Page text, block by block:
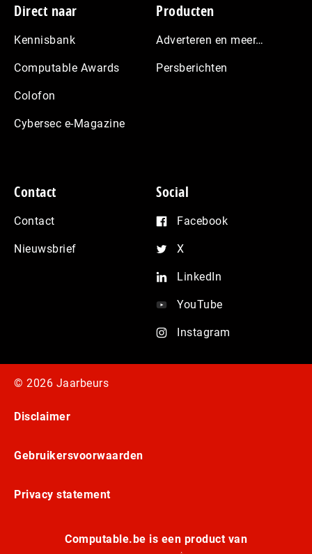
Footer
Direct naar
Kennisbank
Computable Awards
Colofon
Cybersec e-Magazine
Producten
Adverteren en meer…
Persberichten
Contact
Contact
Nieuwsbrief
Social
Facebook
X
LinkedIn
YouTube
Instagram
© 2026 Jaarbeurs
Disclaimer
Gebruikersvoorwaarden
Privacy statement
Computable.be is een product van